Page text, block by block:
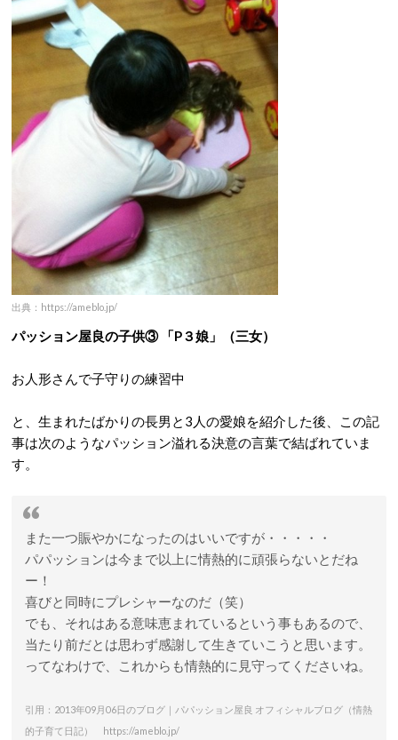
出典：https://ameblo.jp/
パッション屋良の子供③ 「P３娘」（三女）
お人形さんで子守りの練習中
と、生まれたばかりの長男と3人の愛娘を紹介した後、この記
事は次のようなパッション溢れる決意の言葉で結ばれていま
す。
また一つ賑やかになったのはいいですが・・・・・
パパッションは今まで以上に情熱的に頑張らないとだね
ー！
喜びと同時にプレシャーなのだ（笑）
でも、それはある意味恵まれているという事もあるので、
当たり前だとは思わず感謝して生きていこうと思います。
ってなわけで、これからも情熱的に見守ってくださいね。
引用：2013年09月06日のブログ｜パパッション屋良 オフィシャルブログ（情熱
的子育て日記） https://ameblo.jp/